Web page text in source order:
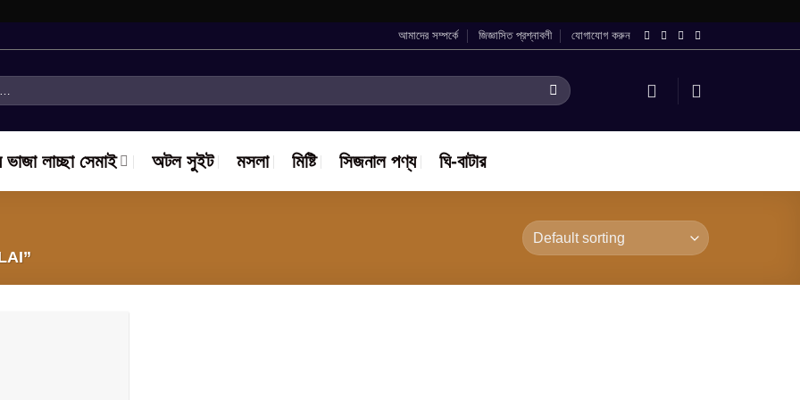
আমাদের সম্পর্কে জিজ্ঞাসিত প্রশ্নাবলী যোগাযোগ করুন
ভাজা লাচ্ছা সেমাই অটল সুইট মসলা মিষ্টি সিজনাল পণ্য ঘি-বাটার